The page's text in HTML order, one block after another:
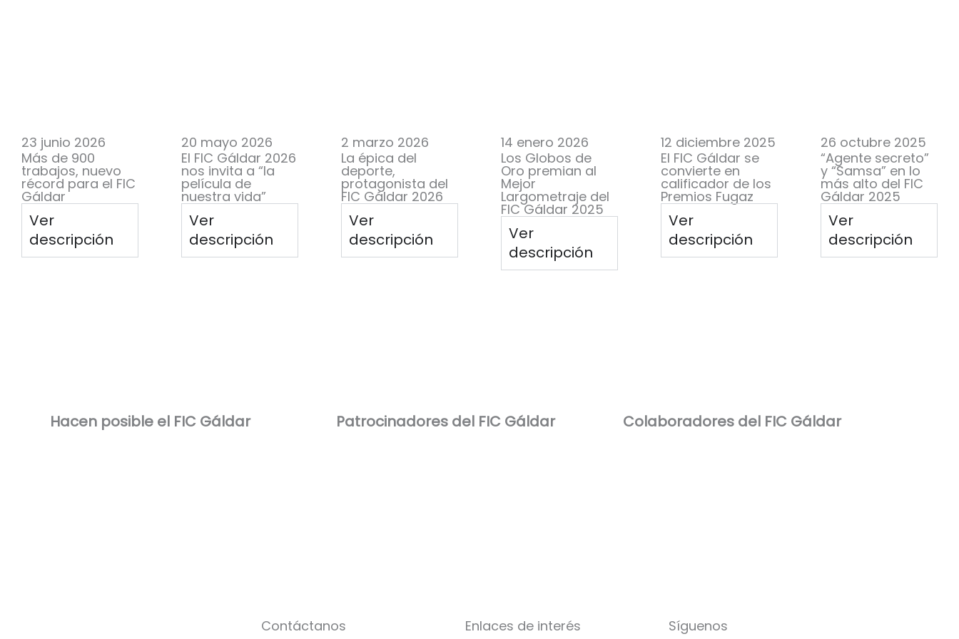
23 junio 2026
Más de 900
trabajos, nuevo
récord para el FIC
Gáldar
Ver
descripción
20 mayo 2026
El FIC Gáldar 2026
nos invita a “la
película de
nuestra vida”
Ver
descripción
2 marzo 2026
La épica del
deporte,
protagonista del
FIC Gáldar 2026
Ver
descripción
14 enero 2026
Los Globos de
Oro premian al
Mejor
Largometraje del
FIC Gáldar 2025
Ver
descripción
12 diciembre 2025
El FIC Gáldar se
convierte en
calificador de los
Premios Fugaz
Ver
descripción
26 octubre 2025
“Agente secreto”
y “Samsa” en lo
más alto del FIC
Gáldar 2025
Ver
descripción
Hacen posible el FIC Gáldar Patrocinadores del FIC Gáldar​ Colaboradores del FIC Gáldar
Contáctanos Enlaces de interés Síguenos